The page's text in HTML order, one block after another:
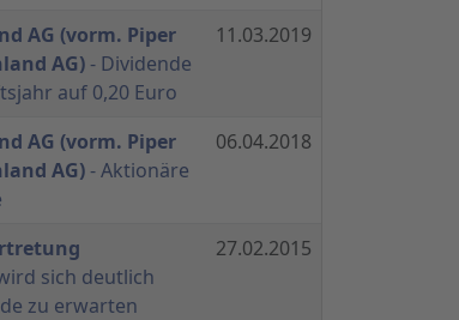
AG (vorm. Piper
AG) - Dividende
auf 0,20 Euro
11.03.2019
AG (vorm. Piper
AG)- Aktionäre
06.04.2018
sich deutlich
zu erwarten
27.02.2015